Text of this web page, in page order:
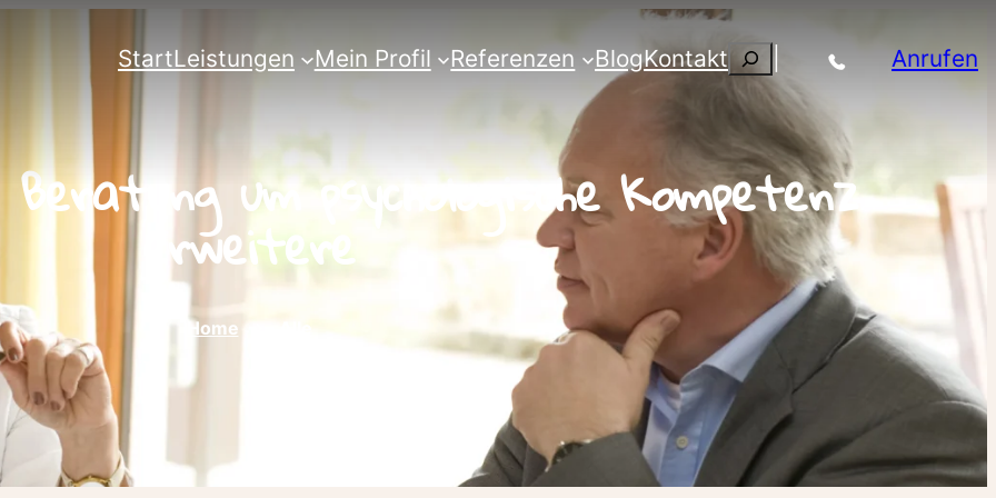
StartLeistungen Mein Profil Referenzen BlogKontaktSuchen Anrufen
um psychologische Kompetenz
erweitere
Home › Alle